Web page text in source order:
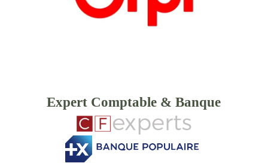
Expert Comptable & Banque